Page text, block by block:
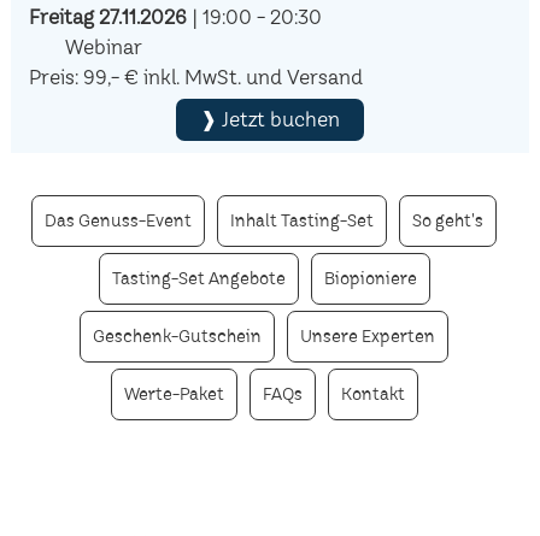
Freitag 27.11.2026| 19:00 - 20:30
Webinar
Preis: 99,- € inkl. MwSt. und Versand
❱ Jetzt buchen
Das Genuss-Event Inhalt Tasting-Set So geht's
Tasting-Set Angebote Biopioniere
Geschenk-Gutschein Unsere Experten
Werte-Paket FAQs Kontakt